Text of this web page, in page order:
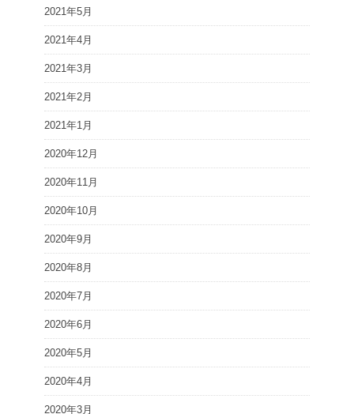
2021年5月
2021年4月
2021年3月
2021年2月
2021年1月
2020年12月
2020年11月
2020年10月
2020年9月
2020年8月
2020年7月
2020年6月
2020年5月
2020年4月
2020年3月